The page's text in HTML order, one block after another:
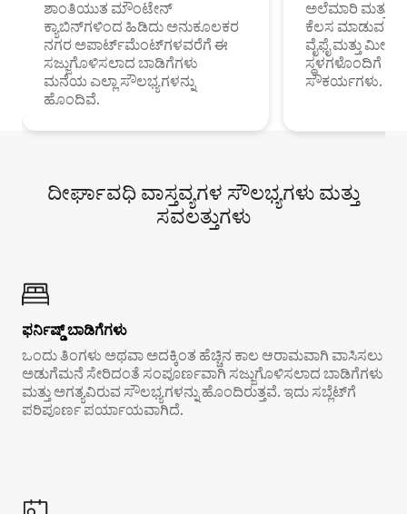
ಶಾಂತಿಯುತ ಮೌಂಟೇನ್
ಕ್ಯಾಬಿನ್‌ಗಳಿಂದ ಹಿಡಿದು ಅನುಕೂಲಕರ
ನಗರ ಅಪಾರ್ಟ್‌ಮೆಂಟ್‌ಗಳವರೆಗೆ ಈ
ಸಜ್ಜುಗೊಳಿಸಲಾದ ಬಾಡಿಗೆಗಳು
ಮನೆಯ ಎಲ್ಲಾ ಸೌಲಭ್ಯಗಳನ್ನು
ಹೊಂದಿವೆ.
ಅಲೆಮಾರಿ ಮತ್ತು
ಕೆಲಸ ಮಾಡುವ
ವೈಫೈ ಮತ್ತು
ಸ್ಥಳಗಳೊಂದಿಗೆ
ಸೌಕರ್ಯಗಳು.
ದೀರ್ಘಾವಧಿ ವಾಸ್ತವ್ಯಗಳ ಸೌಲಭ್ಯಗಳು ಮತ್ತು
ಸವಲತ್ತುಗಳು
ಫರ್ನಿಷ್ಡ್ ಬಾಡಿಗೆಗಳು
ಒಂದು ತಿಂಗಳು ಅಥವಾ ಅದಕ್ಕಿಂತ ಹೆಚ್ಚಿನ ಕಾಲ ಆರಾಮವಾಗಿ ವಾಸಿಸಲು
ಅಡುಗೆಮನೆ ಸೇರಿದಂತೆ ಸಂಪೂರ್ಣವಾಗಿ ಸಜ್ಜುಗೊಳಿಸಲಾದ ಬಾಡಿಗೆಗಳು
ಮತ್ತು ಅಗತ್ಯವಿರುವ ಸೌಲಭ್ಯಗಳನ್ನು ಹೊಂದಿರುತ್ತವೆ. ಇದು ಸಬ್ಲೆಟ್‌ಗೆ
ಪರಿಪೂರ್ಣ ಪರ್ಯಾಯವಾಗಿದೆ.